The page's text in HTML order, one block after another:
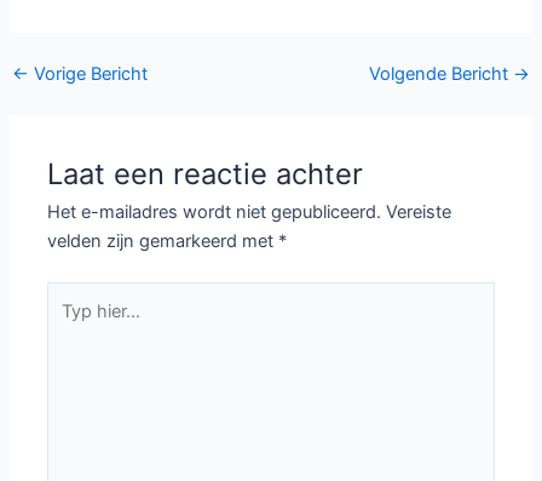
Bericht
← Vorige Bericht Volgende Bericht →
Laat een reactie achter
Het e-mailadres wordt niet gepubliceerd. Vereiste
velden zijn gemarkeerd met *
hier...